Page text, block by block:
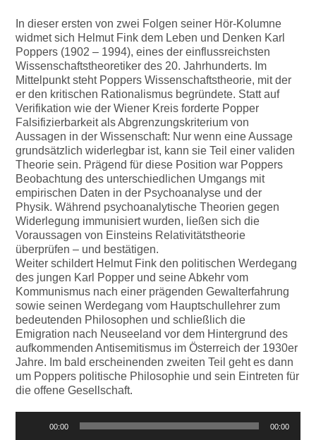
In dieser ersten von zwei Folgen seiner Hör-Kolumne
widmet sich Helmut Fink dem Leben und Denken Karl
Poppers (1902 – 1994), eines der einflussreichsten
Wissenschaftstheoretiker des 20. Jahrhunderts. Im
Mittelpunkt steht Poppers Wissenschaftstheorie, mit der
er den kritischen Rationalismus begründete. Statt auf
Verifikation wie der Wiener Kreis forderte Popper
Falsifizierbarkeit als Abgrenzungskriterium von
Aussagen in der Wissenschaft: Nur wenn eine Aussage
grundsätzlich widerlegbar ist, kann sie Teil einer validen
Theorie sein. Prägend für diese Position war Poppers
Beobachtung des unterschiedlichen Umgangs mit
empirischen Daten in der Psychoanalyse und der
Physik. Während psychoanalytische Theorien gegen
Widerlegung immunisiert wurden, ließen sich die
Voraussagen von Einsteins Relativitätstheorie
überprüfen – und bestätigen.
Weiter schildert Helmut Fink den politischen Werdegang
des jungen Karl Popper und seine Abkehr vom
Kommunismus nach einer prägenden Gewalterfahrung
sowie seinen Werdegang vom Hauptschullehrer zum
bedeutenden Philosophen und schließlich die
Emigration nach Neuseeland vor dem Hintergrund des
aufkommenden Antisemitismus im Österreich der 1930er
Jahre. Im bald erscheinenden zweiten Teil geht es dann
um Poppers politische Philosophie und sein Eintreten für
die offene Gesellschaft.
00:00 00:00